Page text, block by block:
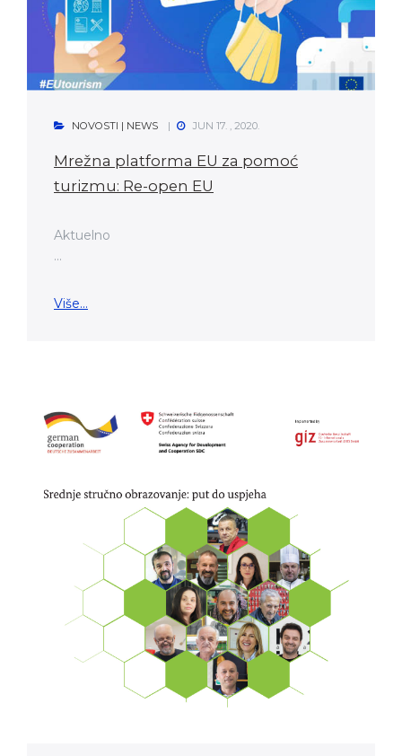
NOVOSTI | NEWS JUN 17. , 2020.
Mrežna platforma EU za pomoć
turizmu: Re-open EU
Aktuelno
...
Više...